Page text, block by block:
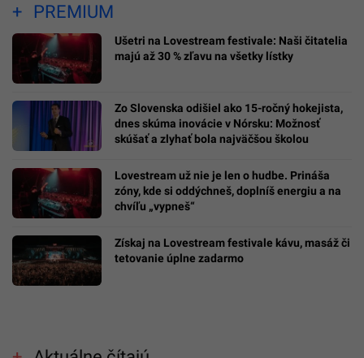
PREMIUM
Ušetri na Lovestream festivale: Naši čitatelia
majú až 30 % zľavu na všetky lístky
Zo Slovenska odišiel ako 15-ročný hokejista,
dnes skúma inovácie v Nórsku: Možnosť
skúšať a zlyhať bola najväčšou školou
Lovestream už nie je len o hudbe. Prináša
zóny, kde si oddýchneš, doplníš energiu a na
chvíľu „vypneš“
Získaj na Lovestream festivale kávu, masáž či
tetovanie úplne zadarmo